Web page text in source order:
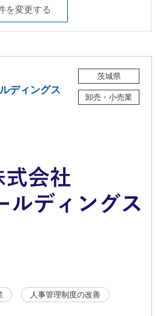
を変更する
ディングス
茨城県
卸売・小売業
人事管理制度の改善